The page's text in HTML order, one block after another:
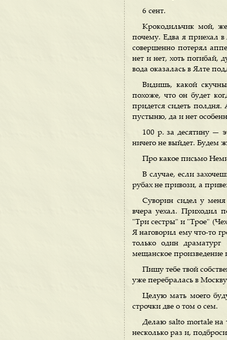
6 сент.
Крокодильчик мой,
почему. Едва я приехал в
совершенно потерял
нет и нет, хоть погибай,
вода оказалась в Ялте
Видишь, какой
похоже, что он будет
придется сидеть
пустыню, да и нет
100 р. за десятину —
ничего не выйдет. Будем
Про какое письмо
В случае, если
рубах не привози, а
Суворин сидел у меня
вчера уехал. Приходил
"Три сестры" и "Трое"
Я наговорил ему что-то
только один
мещанское
Пишу тебе твой
уже перебралась в
Целую мать моего
строчки две о том о сем.
Делаю salto mortale на
несколько раз и,